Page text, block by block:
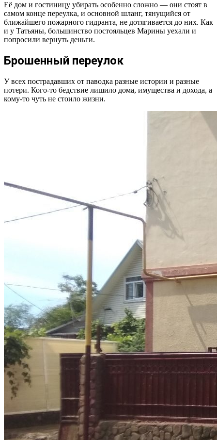
Её дом и гостиницу убирать особенно сложно — они стоят в
самом конце переулка, и основной шланг, тянущийся от
ближайшего пожарного гидранта, не дотягивается до них. Как
и у Татьяны, большинство постояльцев Марины уехали и
попросили вернуть деньги.
Брошенный переулок
У всех пострадавших от паводка разные истории и разные
потери. Кого-то бедствие лишило дома, имущества и дохода, а
кому-то чуть не стоило жизни.